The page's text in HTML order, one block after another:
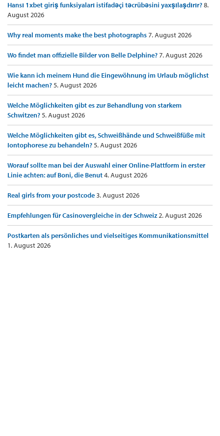
Hansı 1xbet giriş funksiyaları istifadəçi təcrübəsini yaxşılaşdırır?8.
August 2026
Why real moments make the best photographs7. August 2026
Wo findet man offizielle Bilder von Belle Delphine?7. August 2026
Wie kann ich meinem Hund die Eingewöhnung im Urlaub möglichst
leicht machen?5. August 2026
Welche Möglichkeiten gibt es zur Behandlung von starkem
Schwitzen?5. August 2026
Welche Möglichkeiten gibt es, Schweißhände und Schweißfüße mit
Iontophorese zu behandeln?5. August 2026
Worauf sollte man bei der Auswahl einer Online-Plattform in erster
Linie achten: auf Boni, die Benut4. August 2026
Real girls from your postcode3. August 2026
Empfehlungen für Casinovergleiche in der Schweiz2. August 2026
Postkarten als persönliches und vielseitiges Kommunikationsmittel
1. August 2026